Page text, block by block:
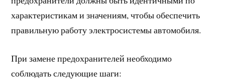
характеристикам и значениям, чтобы обеспечить
правильную работу электросистемы автомобиля.
При замене предохранителей необходимо
соблюдать следующие шаги: